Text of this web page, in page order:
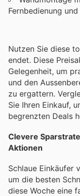
Fernbedienung
Nutzen Sie diese
endet. Diese
Gelegenheit, um
und den
zu ergattern.
Sie Ihren Einkauf,
begrenzten Deals
Clevere
Aktionen
Schlaue Einkäufer
um die besten
diese Woche eine